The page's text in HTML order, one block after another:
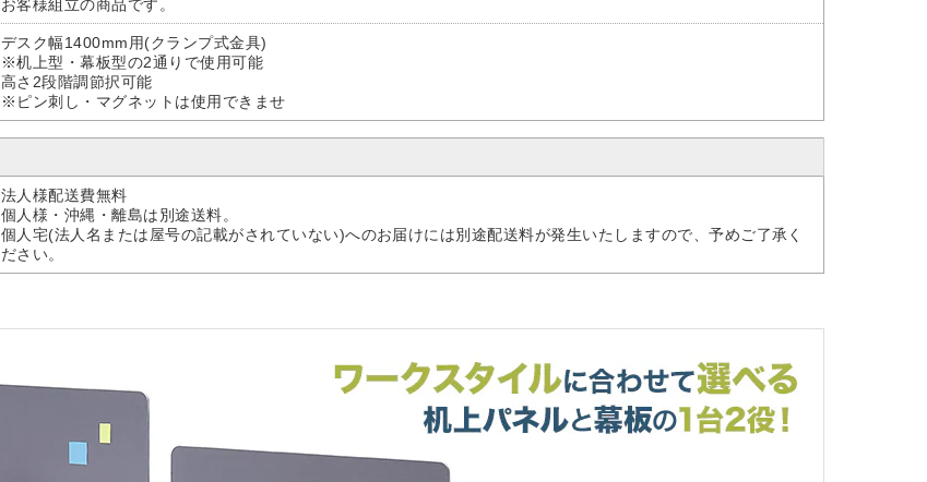
お客様組立の商品です。
デスク幅1400mm用(クランプ式金具)
※机上型・幕板型の2通りで使用可能
高さ2段階調節択可能
※ピン刺し・マグネットは使用できませ
法人様配送費無料
個人様・沖縄・離島は別途送料。
個人宅(法人名または屋号の記載がされていない)へのお届けには別途配送料が発生いたしますので、予めご了承く
ださい。